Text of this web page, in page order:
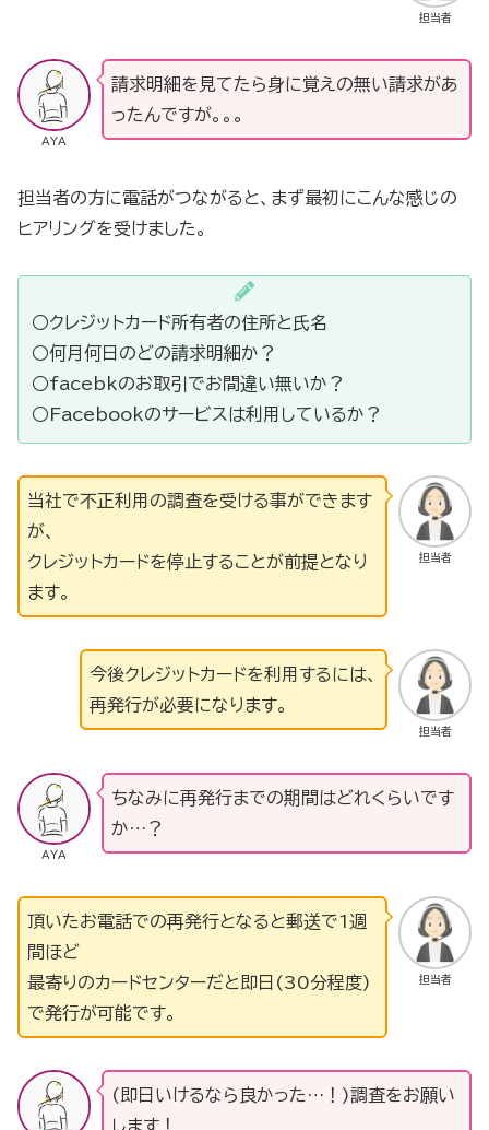
担当者
AYA
請求明細を見てたら身に覚えの無い請求があ
ったんですが。。。
担当者の方に電話がつながると、まず最初にこんな感じの
ヒアリングを受けました。
○クレジットカード所有者の住所と氏名
○何月何日のどの請求明細か？
○facebkのお取引でお間違い無いか？
○Facebookのサービスは利用しているか？
担当者
当社で不正利用の調査を受ける事ができます
が、
クレジットカードを停止することが前提となり
ます。
担当者
今後クレジットカードを利用するには、
再発行が必要になります。
AYA
ちなみに再発行までの期間はどれくらいです
か…？
担当者
頂いたお電話での再発行となると郵送で1週
間ほど
最寄りのカードセンターだと即日(30分程度)
で発行が可能です。
(即日いけるなら良かった…！)調査をお願い
します！